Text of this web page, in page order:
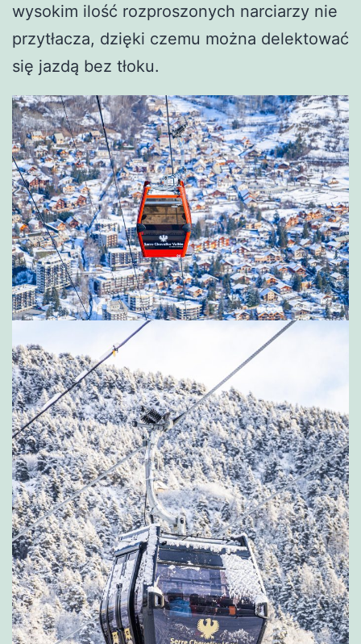
wysokim ilość rozproszonych narciarzy nie
przytłacza, dzięki czemu można delektować
się jazdą bez tłoku.